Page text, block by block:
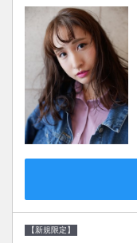
【新規限定】